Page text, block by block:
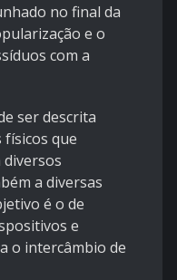
no final da
e o
com a
ser descrita
que
a diversas
é o de
e
o intercâmbio de